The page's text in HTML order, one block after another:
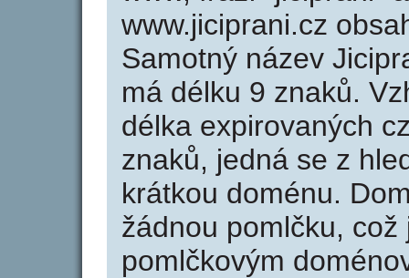
www.jiciprani.cz
Samotný název
má délku 9 znaků.
délka expirovaných
znaků, jedná se z
krátkou doménu.
žádnou pomlčku,
pomlčkovým